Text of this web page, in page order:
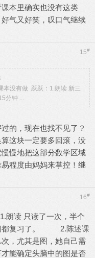
本里确实也没有这类
气又好笑，叹口气继续
15#
本没有做 跃跃：1.朗读 新三
分钟 ...
的，现在也找不见了？
这块一定要多回滚，没
慢地把这部分数学区域
程度由妈妈来掌控！继
16#
朗读 只读了一次，半个
间都复习了。 2.陈述课
，尤其是图，她自己需
能确定头脑中的图是否